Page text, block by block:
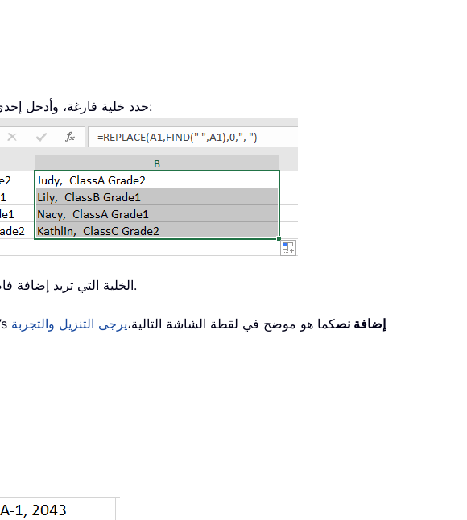
حدد خلية فارغة، وأدخل إحدى الصيغ السابقة، ثم اسحب مقبض التعبئة لأسفل لتطبيق الصيغة على الخلايا الأخرى. راجع لقطة الشاشة:
في الصيغ السابقة، تمثّل الخلية A1 الخلية التي تريد إضافة فاصلة بعدها بعد الكلمة الأولى، ويمكنك تغييرها حسب احتياجاتك.
’s إضافة نصكما هو موضح في لقطة الشاشة التالية،يرجى التنزيل والتجربة